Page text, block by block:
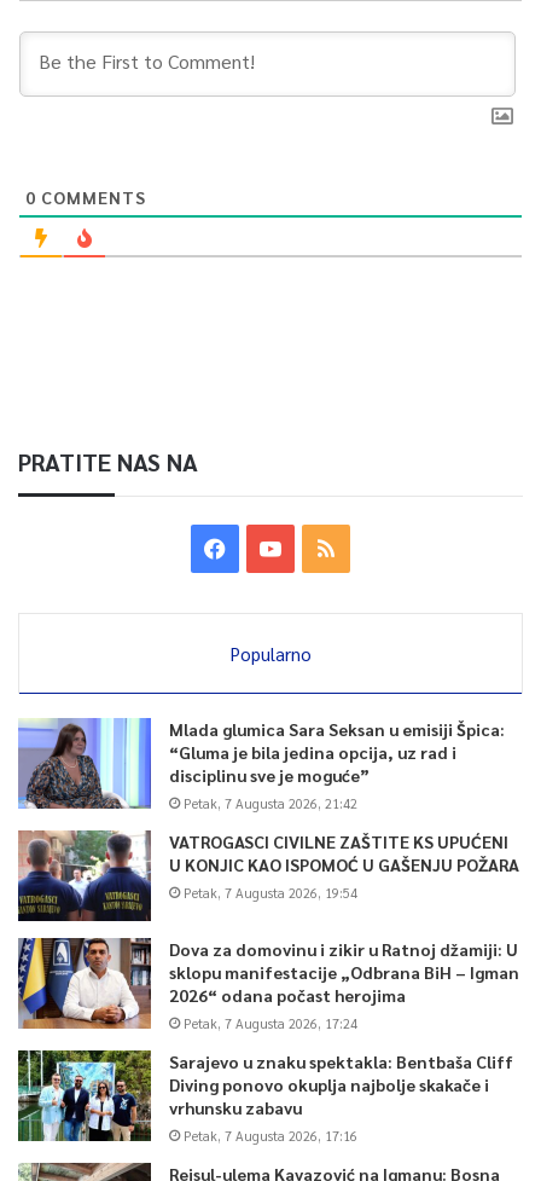
0 COMMENTS
PRATITE NAS NA
Popularno
Mlada glumica Sara Seksan u emisiji Špica:
“Gluma je bila jedina opcija, uz rad i
disciplinu sve je moguće”
Petak, 7 Augusta 2026, 21:42
VATROGASCI CIVILNE ZAŠTITE KS UPUĆENI
U KONJIC KAO ISPOMOĆ U GAŠENJU POŽARA
Petak, 7 Augusta 2026, 19:54
Dova za domovinu i zikir u Ratnoj džamiji: U
sklopu manifestacije „Odbrana BiH – Igman
2026“ odana počast herojima
Petak, 7 Augusta 2026, 17:24
Sarajevo u znaku spektakla: Bentbaša Cliff
Diving ponovo okuplja najbolje skakače i
vrhunsku zabavu
Petak, 7 Augusta 2026, 17:16
Reisul-ulema Kavazović na Igmanu: Bosna